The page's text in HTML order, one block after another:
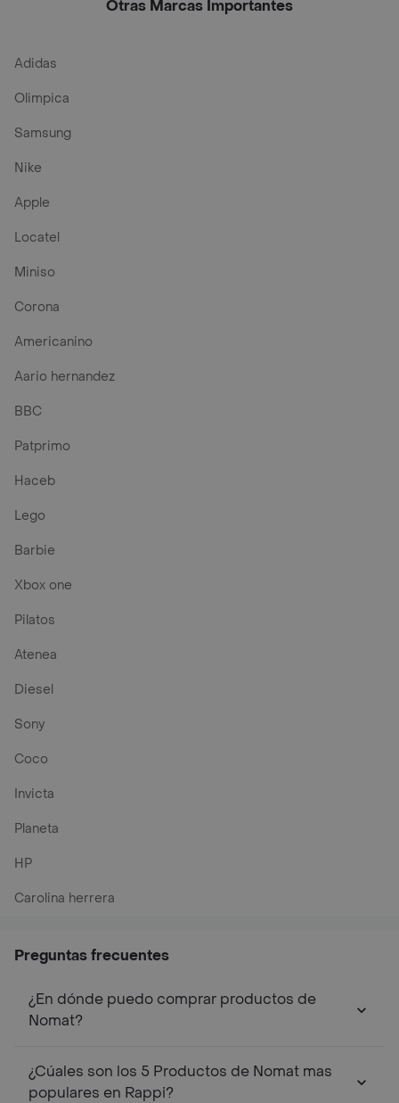
Otras Marcas Importantes
Adidas
Olimpica
Samsung
Nike
Apple
Locatel
Miniso
Corona
Americanino
Aario hernandez
BBC
Patprimo
Haceb
Lego
Barbie
Xbox one
Pilatos
Atenea
Diesel
Sony
Coco
Invicta
Planeta
HP
Carolina herrera
Preguntas frecuentes
¿En dónde puedo comprar productos de
Nomat?
¿Cúales son los 5 Productos de Nomat mas
populares en Rappi?